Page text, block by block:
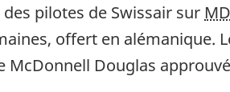
pilotes de Swissair sur MD
offert en alémanique.
McDonnell Douglas